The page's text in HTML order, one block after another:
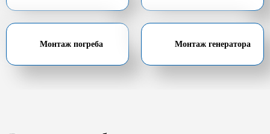
Монтаж погреба Монтаж генератора